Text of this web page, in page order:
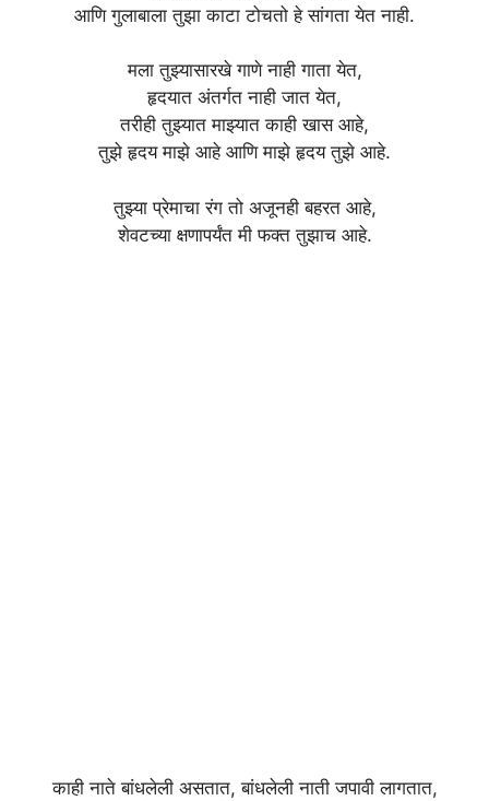
आणि गुलाबाला तुझा काटा टोचतो हे सांगता येत नाही.
मला तुझ्यासारखे गाणे नाही गाता येत,
हृदयात अंतर्गत नाही जात येत,
तरीही तुझ्यात माझ्यात काही खास आहे,
तुझे हृदय माझे आहे आणि माझे हृदय तुझे आहे.
तुझ्या प्रेमाचा रंग तो अजूनही बहरत आहे,
शेवटच्या क्षणापर्यंत मी फक्त तुझाच आहे.
काही नाते बांधलेली असतात, बांधलेली नाती जपावी लागतात,